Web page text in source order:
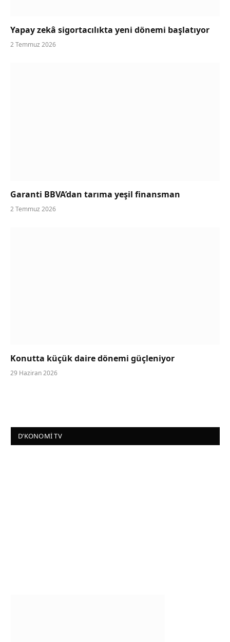
Yapay zekâ sigortacılıkta yeni dönemi başlatıyor
2 Temmuz 2026
Garanti BBVA’dan tarıma yeşil finansman
2 Temmuz 2026
Konutta küçük daire dönemi güçleniyor
29 Haziran 2026
D’KONOMI TV